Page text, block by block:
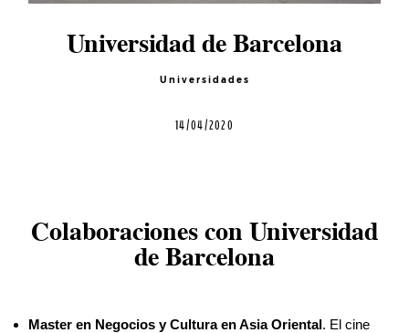
Universidad de Barcelona
Universidades
14/04/2020
Colaboraciones con Universidad
de Barcelona
Master en Negocios y Cultura en Asia Oriental. El cine
Agenda